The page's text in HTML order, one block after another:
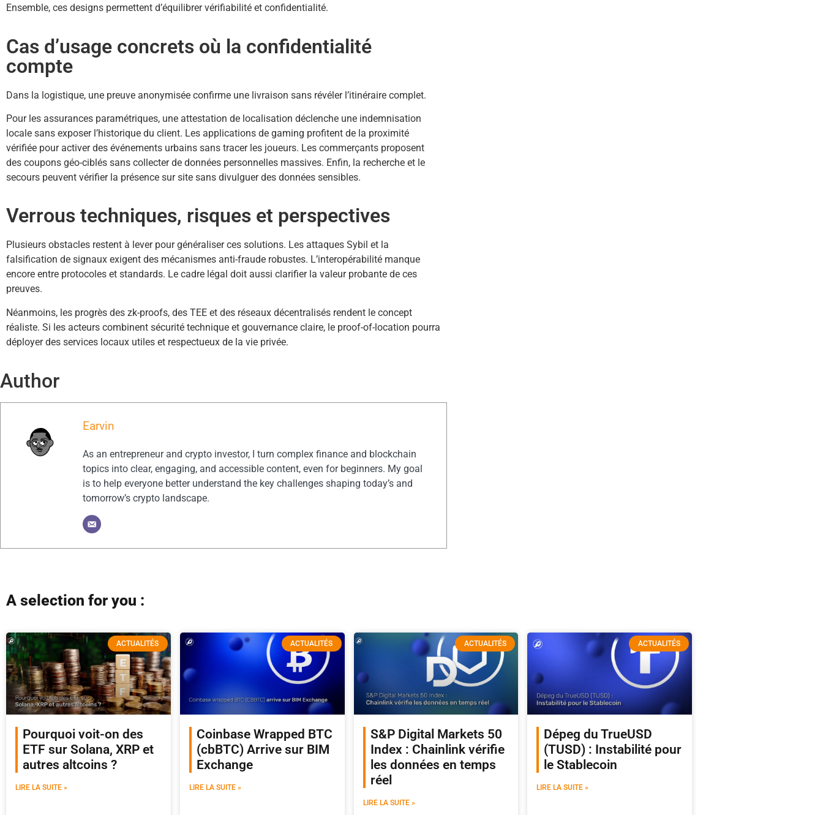
Ensemble, ces designs permettent d’équilibrer vérifiabilité et confidentialité.
Cas d’usage concrets où la confidentialité
compte
Dans la logistique, une preuve anonymisée confirme une livraison sans révéler l’itinéraire complet.
Pour les assurances paramétriques, une attestation de localisation déclenche une indemnisation
locale sans exposer l’historique du client. Les applications de gaming profitent de la proximité
vérifiée pour activer des événements urbains sans tracer les joueurs. Les commerçants proposent
des coupons géo-ciblés sans collecter de données personnelles massives. Enfin, la recherche et le
secours peuvent vérifier la présence sur site sans divulguer des données sensibles.
Verrous techniques, risques et perspectives
Plusieurs obstacles restent à lever pour généraliser ces solutions. Les attaques Sybil et la
falsification de signaux exigent des mécanismes anti-fraude robustes. L’interopérabilité manque
encore entre protocoles et standards. Le cadre légal doit aussi clarifier la valeur probante de ces
preuves.
Néanmoins, les progrès des zk-proofs, des TEE et des réseaux décentralisés rendent le concept
réaliste. Si les acteurs combinent sécurité technique et gouvernance claire, le proof-of-location pourra
déployer des services locaux utiles et respectueux de la vie privée.
Author
Earvin
As an entrepreneur and crypto investor, I turn complex finance and blockchain
topics into clear, engaging, and accessible content, even for beginners. My goal
is to help everyone better understand the key challenges shaping today’s and
tomorrow’s crypto landscape.
A selection for you :
ACTUALITÉS
Pourquoi voit-on des
ETF sur Solana, XRP et
autres altcoins ?
LIRE LA SUITE »
ACTUALITÉS
Coinbase Wrapped BTC
(cbBTC) Arrive sur BIM
Exchange
LIRE LA SUITE »
ACTUALITÉS
S&P Digital Markets 50
Index : Chainlink vérifie
les données en temps
réel
LIRE LA SUITE »
ACTUALITÉS
Dépeg du TrueUSD
(TUSD) : Instabilité pour
le Stablecoin
LIRE LA SUITE »